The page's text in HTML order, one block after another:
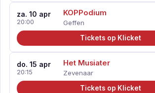
za. 10 apr
20:00
KOPPodium
Geffen
Tickets op Klicket
do. 15 apr
20:15
Het Musiater
Zevenaar
Tickets op Klicket